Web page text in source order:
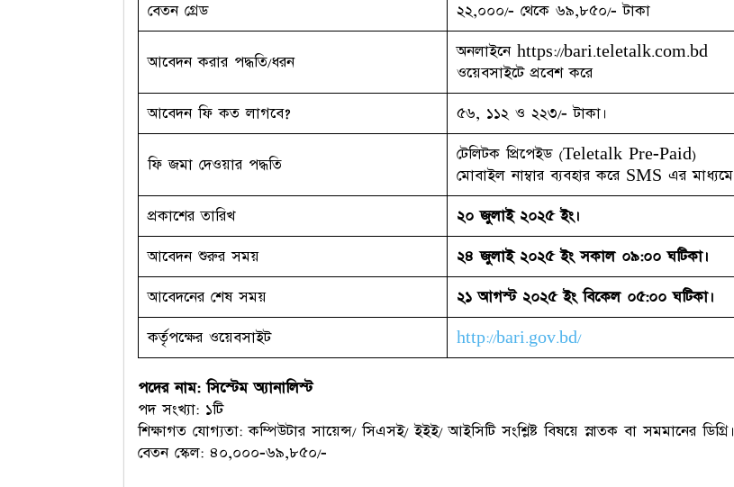
বেতন গ্রেড ২২,০০০/- থেকে ৬৯,৮৫০/- টাকা
আবেদন করার পদ্ধতি/ধরন
অনলাইনে https://bari.teletalk.com.bd
ওয়েবসাইটে প্রবেশ করে
আবেদন ফি কত লাগবে? ৫৬, ১১২ ও ২২৩/- টাকা।
ফি জমা দেওয়ার পদ্ধতি
টেলিটক প্রিপেইড (Teletalk Pre-Paid)
মোবাইল নাম্বার ব্যবহার করে ‍SMS এর মাধ্যমে
প্রকাশের তারিখ ২০ জুলাই ২০২৫ ইং।
আবেদন শুরুর সময় ২৪ জুলাই ২০২৫ ইং সকাল ০৯:০০ ঘটিকা।
আবেদনের শেষ সময় ২১ আগস্ট ২০২৫ ইং বিকেল ০৫:০০ ঘটিকা।
কর্তৃপক্ষের ওয়েবসাইট http://bari.gov.bd/
পদের নাম: সিস্টেম অ্যানালিস্ট
পদ সংখ্যা: ১টি
শিক্ষাগত যোগ্যতা: কম্পিউটার সায়েন্স/ সিএসই/ ইইই/ আইসিটি সংশ্লিষ্ট বিষয়ে স্নাতক বা সমমানের ডিগ্রি।
বেতন স্কেল: ৪০,০০০-৬৯,৮৫০/-